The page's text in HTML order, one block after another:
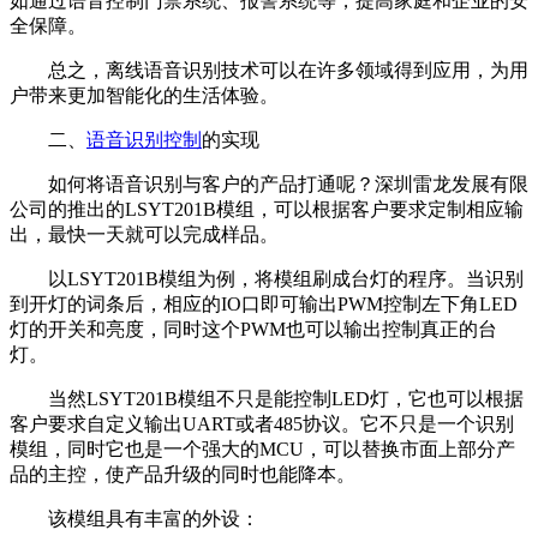
全保障。
总之，离线语音识别技术可以在许多领域得到应用，为用
户带来更加智能化的生活体验。
二、 语音识别控制 的实现
如何将语音识别与客户的产品打通呢？深圳雷龙发展有限
公司的推出的LSYT201B模组，可以根据客户要求定制相应输
出，最快一天就可以完成样品。
以LSYT201B模组为例，将模组刷成台灯的程序。当识别
到开灯的词条后，相应的IO口即可输出PWM控制左下角LED
灯的开关和亮度，同时这个PWM也可以输出控制真正的台
灯。
当然LSYT201B模组不只是能控制LED灯，它也可以根据
客户要求自定义输出UART或者485协议。它不只是一个识别
模组，同时它也是一个强大的MCU，可以替换市面上部分产
品的主控，使产品升级的同时也能降本。
该模组具有丰富的外设：